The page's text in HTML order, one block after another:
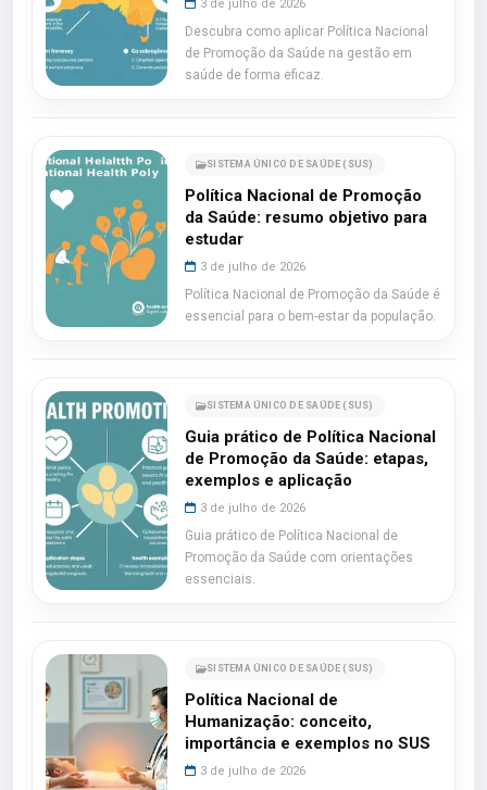
3 de julho de 2026
Descubra como aplicar Política Nacional
de Promoção da Saúde na gestão em
saúde de forma eficaz.
SISTEMA ÚNICO DE SAÚDE (SUS)
Política Nacional de Promoção
da Saúde: resumo objetivo para
estudar
3 de julho de 2026
Política Nacional de Promoção da Saúde é
essencial para o bem-estar da população.
SISTEMA ÚNICO DE SAÚDE (SUS)
Guia prático de Política Nacional
de Promoção da Saúde: etapas,
exemplos e aplicação
3 de julho de 2026
Guia prático de Política Nacional de
Promoção da Saúde com orientações
essenciais.
SISTEMA ÚNICO DE SAÚDE (SUS)
Política Nacional de
Humanização: conceito,
importância e exemplos no SUS
3 de julho de 2026